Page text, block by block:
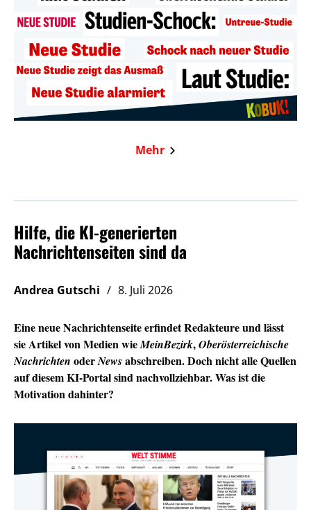
Mehr
Hilfe, die KI-generierten
Nachrichtenseiten sind da
Andrea Gutschi 8. Juli 2026
Eine neue Nachrichtenseite erfindet Redakteure und lässt
sie Artikel von Medien wieMeinBezirk,Oberösterreichische
Nachrichten oderNewsabschreiben. Doch nicht alle Quellen
auf diesem KI-Portal sind nachvollziehbar. Was ist die
Motivation dahinter?